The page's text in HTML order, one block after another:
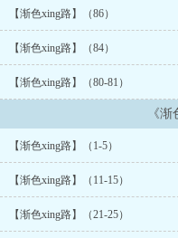
【渐色xing路】（86）
【渐色xing路】（84）
【渐色xing路】（80-81）
《
【渐色xing路】（1-5）
【渐色xing路】（11-15）
【渐色xing路】（21-25）